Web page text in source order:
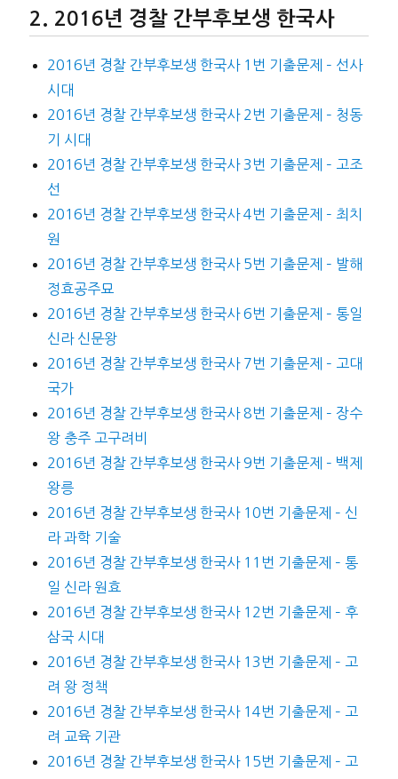
2016년 경찰 간부후보생 한국사
2016년 경찰 간부후보생 한국사 1번 기출문제 – 선사
시대
2016년 경찰 간부후보생 한국사 2번 기출문제 – 청동
기 시대
2016년 경찰 간부후보생 한국사 3번 기출문제 – 고조
선
2016년 경찰 간부후보생 한국사 4번 기출문제 – 최치
원
2016년 경찰 간부후보생 한국사 5번 기출문제 – 발해
정효공주묘
2016년 경찰 간부후보생 한국사 6번 기출문제 – 통일
신라 신문왕
2016년 경찰 간부후보생 한국사 7번 기출문제 – 고대
국가
2016년 경찰 간부후보생 한국사 8번 기출문제 – 장수
왕 충주 고구려비
2016년 경찰 간부후보생 한국사 9번 기출문제 – 백제
왕릉
2016년 경찰 간부후보생 한국사 10번 기출문제 – 신
라 과학 기술
2016년 경찰 간부후보생 한국사 11번 기출문제 – 통
일 신라 원효
2016년 경찰 간부후보생 한국사 12번 기출문제 – 후
삼국 시대
2016년 경찰 간부후보생 한국사 13번 기출문제 – 고
려 왕 정책
2016년 경찰 간부후보생 한국사 14번 기출문제 – 고
려 교육 기관
2016년 경찰 간부후보생 한국사 15번 기출문제 – 고